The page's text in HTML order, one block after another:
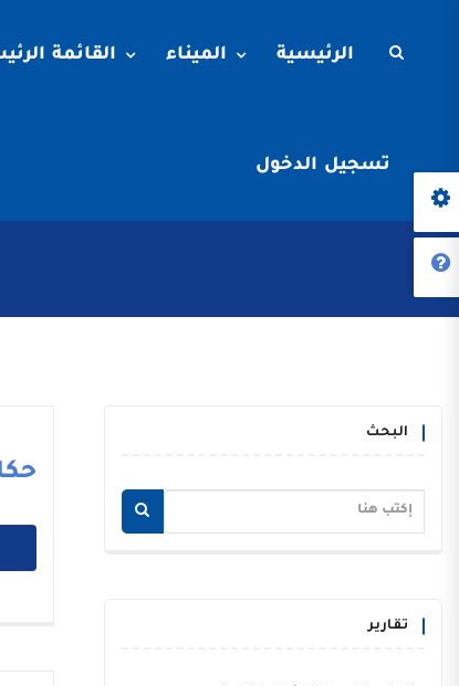
الرئيسية الميناء القائمة
تسجيل الدخول
البحث
تقارير